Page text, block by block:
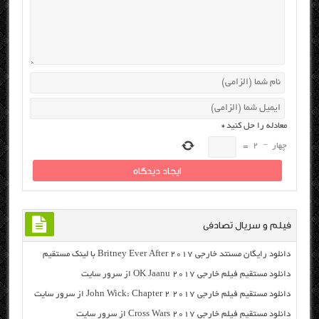
معادله را حل کنید*
چهار −
2
=
فیلم و سریال تصادفی
دانلود رایگان مسنتد خارجی Britney Ever After 2017 با لینک مستقیم
دانلود مستقیم فیلم خارجی OK Jaanu 2017 از سرور سایت
دانلود مستقیم فیلم خارجی John Wick: Chapter 2 2017 از سرور سایت
دانلود مستقیم فیلم خارجی Cross Wars 2017 از سرور سایت